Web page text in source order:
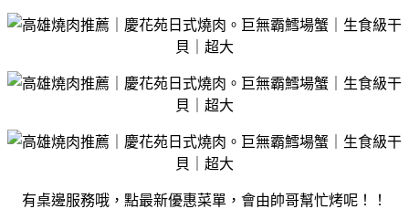
有桌邊服務哦，點最新優惠菜單，會由帥哥幫忙烤呢！！